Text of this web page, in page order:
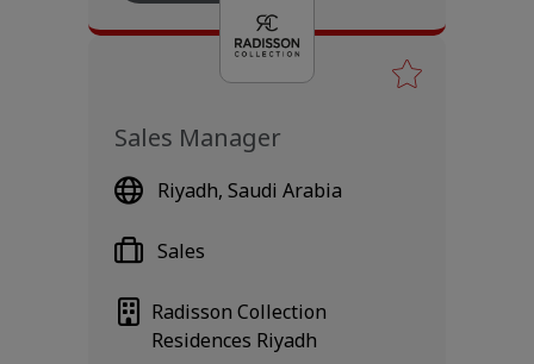
Sales Manager
Riyadh, Saudi Arabia
Radisson Collection
Residences Riyadh
Sales